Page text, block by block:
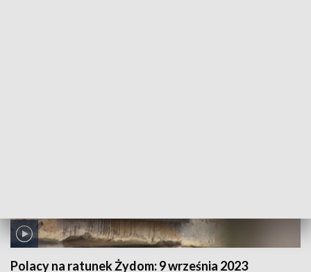
Polacy na ratunek Żydom:9 września 2023